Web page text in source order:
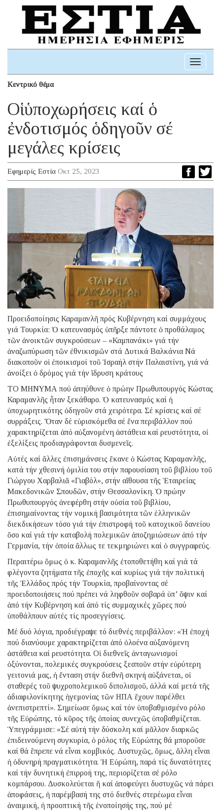
Toggle
Κεντρικό θέμα
Οἱ ὑποχωρήσεις καί ὁ
ἐνδοτισμός ὁδηγοῦν σέ
μεγάλες κρίσεις
Εφημερίς Εστία Οκτ 25, 2023
Προειδοποίησις Καραμανλῆ πρός Κυβέρνηση καί συμμάχους
γιά Τουρκία: Ὁ κατευνασμός ὑπῆρξε πάντοτε ὁ προθάλαμος
τῶν ἀνοικτῶν συγκρούσεων – «Καμπανάκι» γιά τήν
ἀναζωπύρωση τῶν ἐθνικισμῶν στά Δυτικά Βαλκάνια Νά
διακοποῦν οἱ ἐποικισμοί τοῦ Ἰσραήλ στήν Παλαιστίνη, γιά νά
ἀνοίξει ὁ δρόμος γιά τήν ἵδρυση κράτους
ΤΟ ΜΗΝΥΜΑ πού ἀπηύθυνε ὁ πρώην Πρωθυπουργός Κώστας
Καραμανλῆς ἦταν ξεκάθαρο. Ὁ κατευνασμός καί ἡ
ὑποχωρητικότης ὁδηγοῦν στά χειρότερα. Σέ κρίσεις καί σέ
συρράξεις. Ὅταν δέ εὑρισκόμεθα σέ ἕνα περιβάλλον πού
χαρακτηρίζεται ἀπό αὐξανομένη ἀστάθεια καί ρευστότητα, οἱ
ἐξελίξεις προδιαγράφονται δυσμενεῖς.
Αὐτές καί ἄλλες ἐπισημάνσεις ἔκανε ὁ Κώστας Καραμανλῆς,
κατά τήν χθεσινή ὁμιλία του στήν παρουσίαση τοῦ βιβλίου τοῦ
Γιώργου Χαρβαλιᾶ «Γιαβόλ», στήν αἴθουσα τῆς Ἑταιρείας
Μακεδονικῶν Σπουδῶν, στήν Θεσσαλονίκη. Ὁ πρώην
Πρωθυπουργός ἀνεφέρθη στήν οὐσία τοῦ βιβλίου,
ἐπισημαίνοντας τήν νομική βασιμότητα τῶν ἑλληνικῶν
διεκδικήσεων τόσο γιά τήν ἐπιστροφή τοῦ κατοχικοῦ δανείου
ὅσο καί γιά τήν καταβολή πολεμικῶν ἀποζημιώσεων ἀπό τήν
Γερμανία, τήν ὁποία ἄλλως τε τεκμηριώνει καί ὁ συγγραφεύς.
Περαιτέρω ὅμως ὁ κ. Καραμανλῆς ἐτοποθετήθη καί γιά τά
φλέγοντα ζητήματα τῆς ἐποχῆς καί κυρίως γιά τήν πολιτική
τῆς Ἑλλάδος πρός τήν Τουρκία, προβαίνοντας σέ
προειδοποιήσεις πού πρέπει νά ληφθοῦν σοβαρά ὑπ’ ὄψιν καί
ἀπό τήν Κυβέρνηση καί ἀπό τίς συμμαχικές χῶρες πού
ὑποθάλπουν αὐτές τίς προσεγγίσεις.
Μέ δυό λόγια, προδιέγραψε τό διεθνές περιβάλλον: «Ἡ ἐποχή
πού διανύουμε χαρακτηρίζεται ἀπό ὁλοένα αὐξανόμενη
ἀστάθεια καί ρευστότητα. Οἱ διεθνεῖς ἀνταγωνισμοί
ὀξύνονται, πολεμικές συγκρούσεις ξεσποῦν στήν εὐρύτερη
γειτονιά μας, ἡ ἔνταση στήν διεθνῆ σκηνή αὐξάνεται, οἱ
σταθερές τοῦ ψυχροπολεμικοῦ διπολισμοῦ, ἀλλά καί μετά τῆς
ἀδιαφιλονίκητης ἡγεμονίας τῶν ΗΠΑ ἔχουν παρέλθει
ἀνεπιστρεπτί». Σημείωσε ὅμως καί τόν ὑποβαθμισμένο ρόλο
τῆς Εὐρώπης, τό κῦρος τῆς ὁποίας συνεχῶς ὑποβαθμίζεται.
Ὑπεγράμμισε: «Σέ αὐτή τήν δύσκολη καί μᾶλλον διαρκῶς
ἐπιδεινούμενη συγκυρία, ὁ ρόλος τῆς Εὐρώπης θά μποροῦσε
καί θά ἔπρεπε νά εἶναι κομβικός. Δυστυχῶς, ὅμως, ἄλλη εἶναι
ἡ ὀδυνηρή πραγματικότητα. Ἡ Εὐρώπη, παρά τίς δυνατότητες
καί τήν δυνητική ἐπιρροή της, περιορίζεται σέ ρόλο
κομπάρσου. Δυσκολεύεται ἤ καί ἀποφεύγει δυστυχῶς νά πάρει
ἀποφάσεις, ἡ παρέμβασή της στό διεθνές στερέωμα εἶναι
ἀναιμική, ἡ προοπτική τῆς ἑνοποίησής της, πού μέ